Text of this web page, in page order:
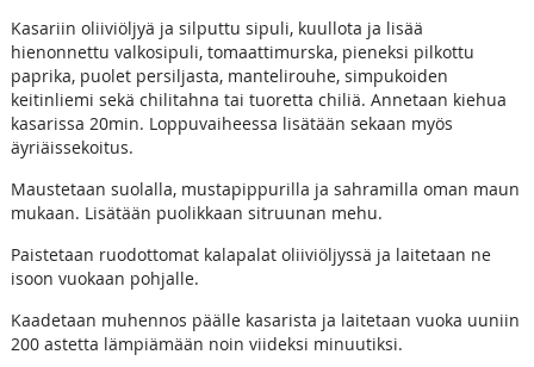
Kasariin oliiviöljyä ja silputtu sipuli, kuullota ja lisää
hienonnettu valkosipuli, tomaattimurska, pieneksi pilkottu
paprika, puolet persiljasta, mantelirouhe, simpukoiden
keitinliemi sekä chilitahna tai tuoretta chiliä. Annetaan kiehua
kasarissa 20min. Loppuvaiheessa lisätään sekaan myös
äyriäissekoitus.
Maustetaan suolalla, mustapippurilla ja sahramilla oman maun
mukaan. Lisätään puolikkaan sitruunan mehu.
Paistetaan ruodottomat kalapalat oliiviöljyssä ja laitetaan ne
isoon vuokaan pohjalle.
Kaadetaan muhennos päälle kasarista ja laitetaan vuoka uuniin
200 astetta lämpiämään noin viideksi minuutiksi.